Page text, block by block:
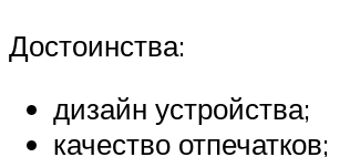
Достоинства:
дизайн устройства;
качество отпечатков;